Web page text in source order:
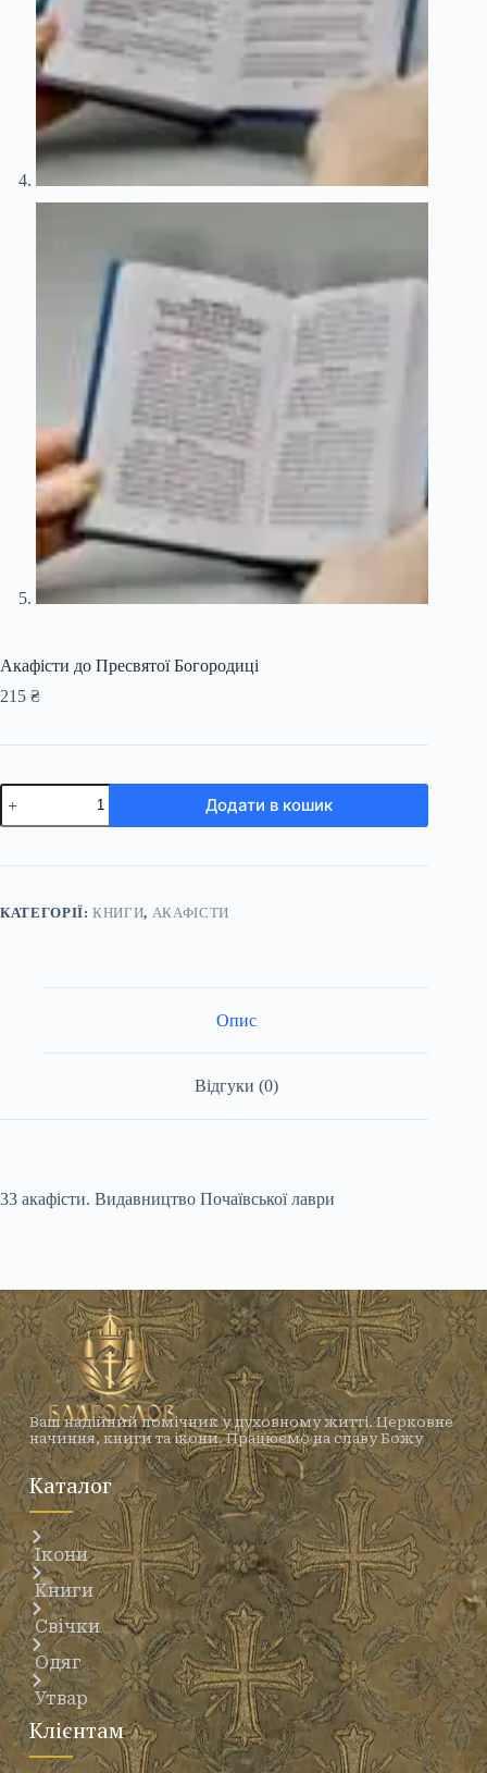
Акафісти до Пресвятої Богородиці
215 ₴
Додати в кошик
КАТЕГОРІЇ:КНИГИ, АКАФІСТИ
Опис
Відгуки (0)
33 акафісти. Видавництво Почаївської лаври
Ваш надійний помічник у духовному житті. Церковне
начиння, книги та ікони. Працюємо на славу Божу
Каталог
Ікони
Книги
Свічки
Одяг
Утвар
Клієнтам